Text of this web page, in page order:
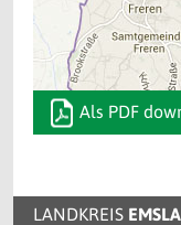
Als PDF
LANDKREIS